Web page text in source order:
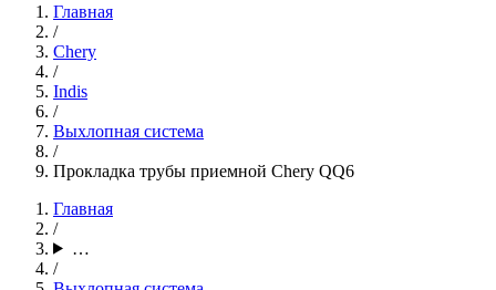
Главная
/
Chery
/
Indis
/
Выхлопная система
/
Прокладка трубы приемной Chery QQ6
Главная
/
…
/